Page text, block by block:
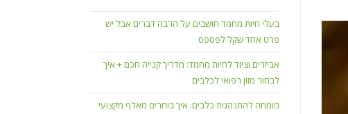
בעלי חיות מחמד חושבים על הרבה דברים אבל יש
פרט אחד שקל לפספס
אביזרים וציוד לחיות מחמד: מדריך קנייה חכם + איך
לבחור מזון רפואי לכלבים
מומחה להתנהגות כלבים: איך בוחרים מאלף מקצועי